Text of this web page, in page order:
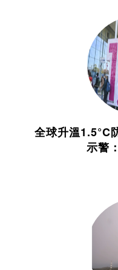
全球升溫
示警